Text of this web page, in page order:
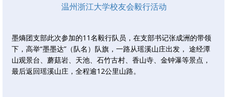
温州浙江大学校友会毅行活动
墨熵团支部此次参加的11名毅行队员，在支部书记张成洲的带领
下，高举“墨墨达”（队名）队旗，一路从瑶溪山庄出发， 途经潭
山观景台、蘑菇岩、天池、石竹古村、香山寺、金钟瀑等景点，
最后返回瑶溪山庄，全程逾12公里山路。